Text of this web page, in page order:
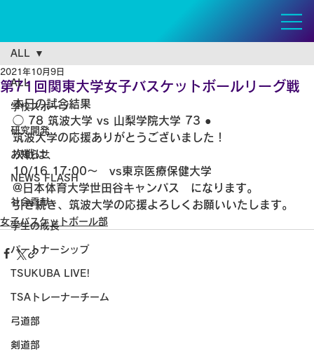
ALL
学校スポーツ
研究開発
お知らせ
NEWS FLASH
社会貢献
学生の成長
パートナーシップ
TSUKUBA LIVE!
TSAトレーナーチーム
弓道部
剣道部
ALL
第71回関東大学女子バスケットボールリーグ戦
2021年10月9日
本日の試合結果
◯ 78 筑波大学 vs 山梨学院大学 73 ●
筑波大学の応援ありがとうございました！
次戦は、
10/16 17:00〜　vs東京医療保健大学
@日本体育大学世田谷キャンパス　になります。
引き続き、筑波大学の応援よろしくお願いいたします。
女子バスケットボール部